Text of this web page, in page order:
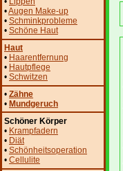
•Augen Make-up
• Schminkprobleme
• Schöne Haut
Haut
• Haarentfernung
• Hautpflege
• Schwitzen
• Zähne
• Mundgeruch
Schöner Körper
• Krampfadern
• Diät
• Schönheitsoperation
• Cellulite